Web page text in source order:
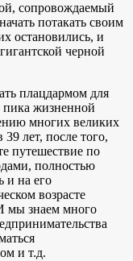
сопровождаемый
потакать своим
остановились, и
черной
плацдармом для
пика жизненной
многих великих
лет, после того,
путешествие по
полностью
и на его
возрасте
мы знаем много
и т.д.